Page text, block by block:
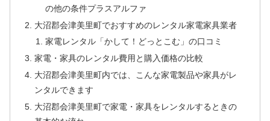
の他の条件プラスアルファ
大沼郡会津美里町でおすすめのレンタル家電家具業者
家電レンタル「かして！どっとこむ」の口コミ
家電・家具のレンタル費用と購入価格の比較
大沼郡会津美里町内では、こんな家電製品や家具がレ
ンタルできます
大沼郡会津美里町で家電・家具をレンタルするときの